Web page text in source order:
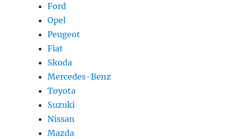
Ford
Opel
Peugeot
Fiat
Skoda
Mercedes-Benz
Toyota
Suzuki
Nissan
Mazda